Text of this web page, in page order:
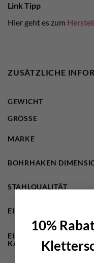
10%
Link Tipp
Hier geht es zum
ZUSÄTZLICHE
GEWICHT
GRÖSSE
MARKE
BOHRHAKEN
STAHLQUALITÄT
EINBOHR GEWICHT
EINBOHRMATERIAL
KATEGORIE